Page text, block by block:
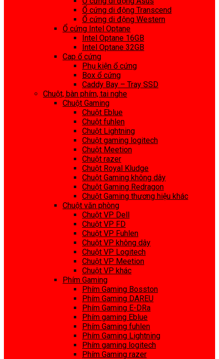
Ổ cứng di động Transcend
Ổ cứng di động Western
Ổ cứng Intel Optane
Intel Optane 16GB
Intel Optane 32GB
Cap ổ cứng
Phụ kiện ổ cứng
Box ổ cứng
Caddy Bay – Tray SSD
Chuột, bàn phím, tai nghe
Chuột Gaming
Chuột Eblue
Chuột fuhlen
Chuột Lightning
Chuột gaming logitech
Chuột Meetion
Chuột razer
Chuột Royal Kludge
Chuột Gaming không dây
Chuột Gaming Redragon
Chuột Gaming thương hiệu khác
Chuột văn phòng
Chuột VP Dell
Chuột VP FD
Chuột VP Fuhlen
Chuột VP không dây
Chuột VP Logitech
Chuột VP Meetion
Chuột VP khác
Phím Gaming
Phím Gaming Bosston
Phím Gaming DAREU
Phím Gaming E-DRa
Phím gaming Eblue
Phím Gaming fuhlen
Phím Gaming Lightning
Phím gaming logitech
Phím Gaming razer